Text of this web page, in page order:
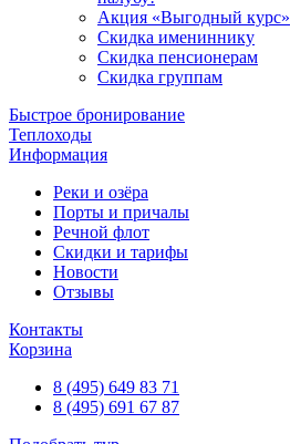
Акция «Выгодный курс»
Скидка имениннику
Скидка пенсионерам
Скидка группам
Быстрое бронирование
Теплоходы
Информация
Реки и озёра
Порты и причалы
Речной флот
Скидки и тарифы
Новости
Отзывы
Контакты
Корзина
8 (495) 649 83 71
8 (495) 691 67 87